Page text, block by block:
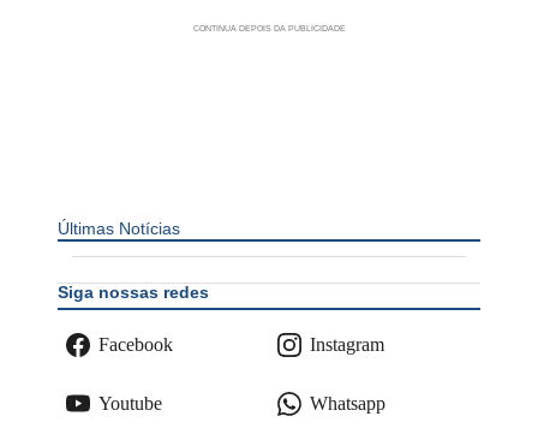
Últimas Notícias
Siga nossas redes
Facebook Instagram
Youtube Whatsapp